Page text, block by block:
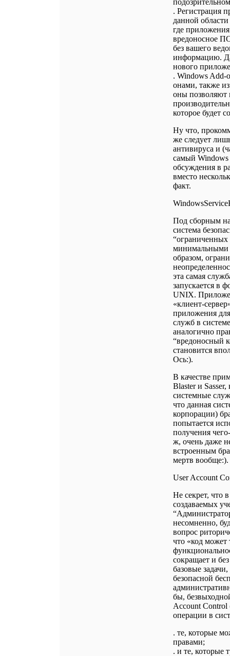
. Регистрация
данной
где
вредоносное
без вашего
информацию.
нового
. Windows Add-
онами, также
оны позволяют
которое будет
Ну что,
же следует
антивируса и
самый Windows
обсуждения в
вместо
факт.
Под сборным
система
“ограниченных
минимальными
образом,
эта самая
запускается в
UNIX.
«клиент-
приложения
служб в
аналогично
“вредоносный
становится
Ось:).
В качестве
Blaster и Sasser,
системные
что данная
корпорации)
попытается
получения
ж, очень даже
встроенным
мертв вообще:).
User Account
Не секрет, что
создаваемых
несомненно,
вопрос
что «код может
сокращает и
базовые
безопасной
бы,
Account Control
операции в
. те, которые
правами;
. и те, которые